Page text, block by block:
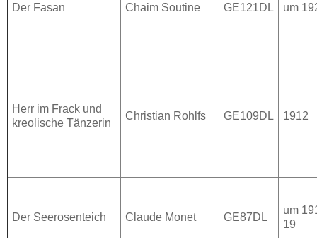
Der Fasan Chaim Soutine GE121DL um
Herr im Frack und
kreolische Tänzerin
Christian Rohlfs GE109DL 1912
Der Seerosenteich Claude Monet GE87DL
um
19